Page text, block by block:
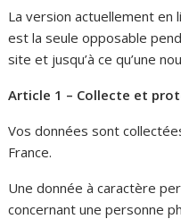
La version actuellement en
est la seule opposable
site et jusqu’à ce qu’une
Article 1 – Collecte et
Vos données sont
France.
Une donnée à caractère
concernant une personne